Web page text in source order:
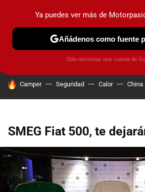
PRUEBAS COCHES ELÉCTRICOS
HOY SE HABLA DE
Camper Seguridad Calor China
SMEG Fiat 500, te
Ya puedes ver más de
Añádenos como fuente
Solo necesitas una cuenta de